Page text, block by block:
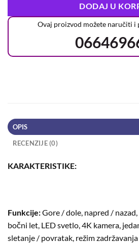
DODAJ U
Ovaj proizvod možete naručiti i
OPIS
RECENZIJE (0)
KARAKTERISTIKE:
Funkcije:Gore / dole, napred /
bočni let, LED svetlo, 4K kamera,
sletanje / povratak, režim